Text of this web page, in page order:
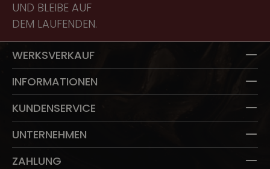
EI
T
UND BLEIBE AUF
DEM LAUFENDEN.
WERKSVERKAUF
INFORMATIONEN
KUNDENSERVICE
UNTERNEHMEN
ZAHLUNG